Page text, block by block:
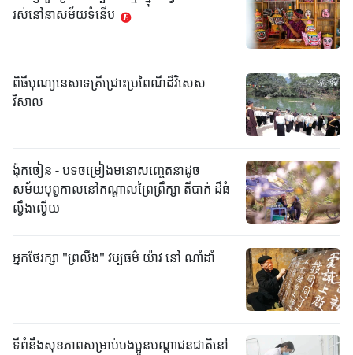
រស់នៅនាសម័យទំនើប
ពិធីបុណ្យនេសាទត្រីជ្រោះប្រពៃណីដ៏វិសេស
វិសាល
ង៉ុកចៀន - បទចម្រៀងមនោសញ្ចេតនាដូច
សម័យបុព្វកាលនៅកណ្តាលព្រៃព្រឹក្សា តីបាក់ ដ៏ធំ
ល្វឹងល្វើយ
អ្នកថែរក្សា "ព្រលឹង" វប្បធម៌ យ៉ាវ នៅ ណាំដាំ
ទីពំនឹងសុខភាពសម្រាប់បងប្អូនបណ្តាជនជាតិនៅ